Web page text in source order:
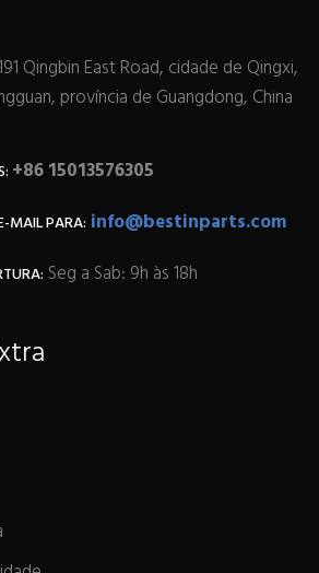
Qingbin East Road, cidade de Qingxi,
província de Guangdong, China
+86 15013576305
MAIL PARA: info@bestinparts.com
Seg a Sab: 9h às 18h